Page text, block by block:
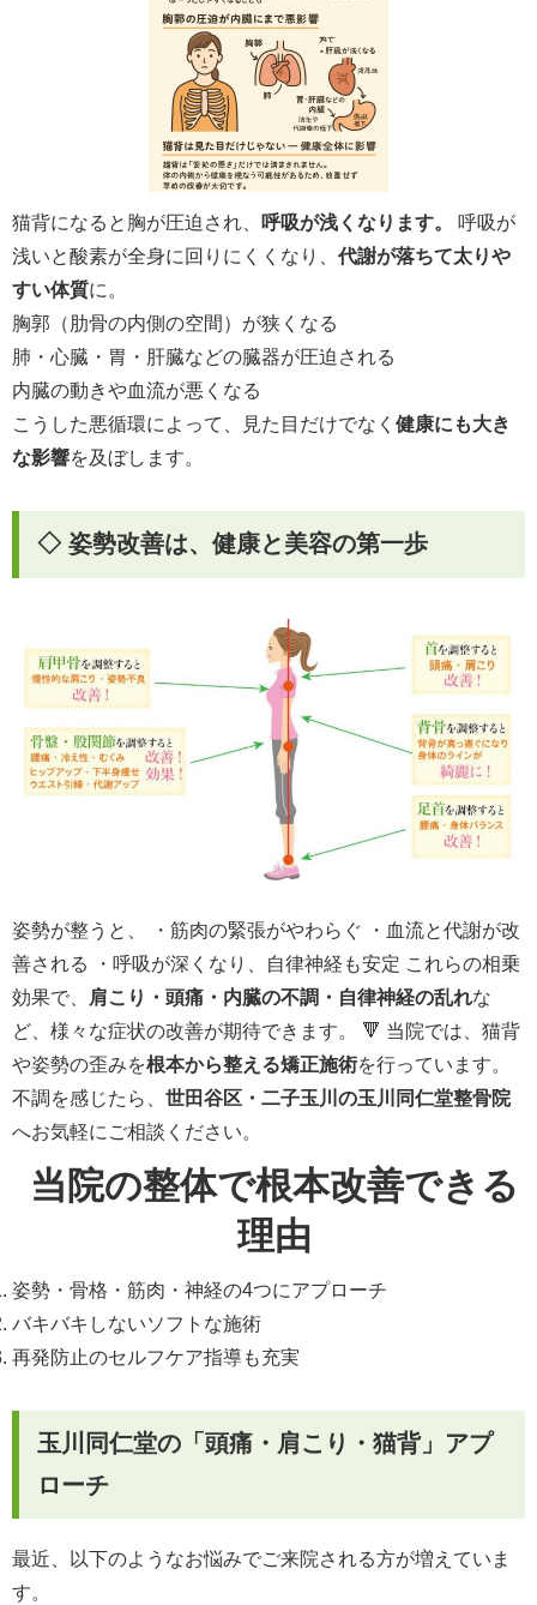
猫背になると胸が圧迫され、 呼吸が浅くなります。
呼吸が
浅いと酸素が全身に回りにくくなり、 代謝が落ちて太りや
すい体質に。
胸郭（肋骨の内側の空間）が狭くなる
肺・心臓・胃・肝臓などの臓器が圧迫される
内臓の動きや血流が悪くなる
こうした悪循環によって、見た目だけでなく 健康にも大き
な影響を及ぼします。
◇ 姿勢改善は、健康と美容の第一歩
姿勢が整うと、 ・筋肉の緊張がやわらぐ ・血流と代謝が改
善される ・呼吸が深くなり、自律神経も安定 これらの相乗
効果で、
肩こり・頭痛・内臓の不調・自律神経の乱れな
ど、様々な症状の改善が期待できます。 🔻 当院では、猫背
や姿勢の歪みを根本から整える矯正施術を行っています。
不調を感じたら、 世田谷区・二子玉川の玉川同仁堂整骨院
へお気軽にご相談ください。
当院の整体で根本改善できる
理由
姿勢・骨格・筋肉・神経の4つにアプローチ
バキバキしないソフトな施術
再発防止のセルフケア指導も充実
玉川同仁堂の「頭痛・肩こり・猫背」アプ
ローチ
最近、以下のようなお悩みでご来院される方が増えていま
す。